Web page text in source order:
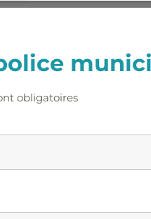
obligatoires